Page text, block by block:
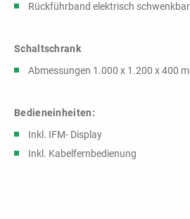
Rückführband elektrisch
Schaltschrank
Abmessungen 1.000 x 1.200 x 400
Bedieneinheiten:
Inkl. IFM- Display
Inkl. Kabelfernbedienung